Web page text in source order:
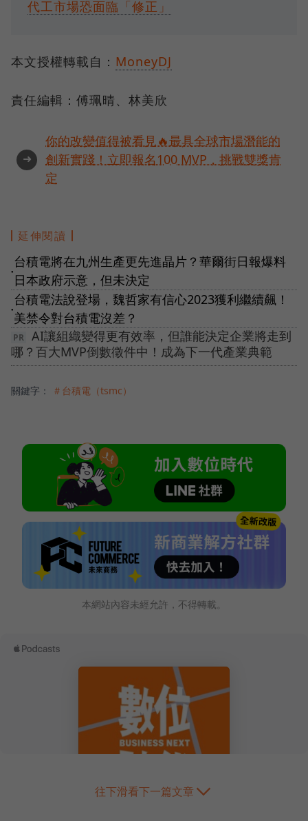
代工市場恐面臨「修正」
本文授權轉載自： MoneyDJ
責任編輯：傅珮晴、林美欣
➜
你的改變值得被看見🔥最具全球市場潛能的
創新實踐！立即報名100 MVP，挑戰雙獎肯
定
延伸閱讀
●
台積電將在九州生產更先進晶片？華爾街日報爆料
日本政府示意，但未決定
●
台積電法說登場，魏哲家有信心2023獲利繼續飆！
美禁令對台積電沒差？
AI讓組織變得更有效率，但誰能決定企業將走到
哪？百大MVP倒數徵件中！成為下一代產業典範
關鍵字： ＃台積電（tsmc）
本網站內容未經允許，不得轉載。
往下滑看下一篇文章